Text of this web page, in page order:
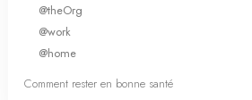
@theOrg
@work
@home
Comment rester en bonne santé